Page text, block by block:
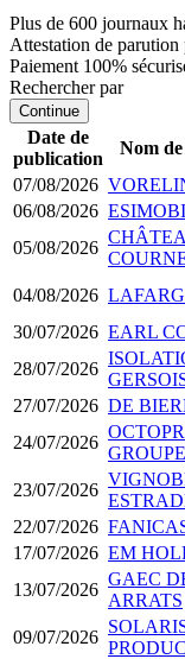
Plus de 600 journaux
Attestation de
Paiement 100%
Rechercher par
Continue
Date de
publication
Nom de
07/08/2026
06/08/2026
05/08/2026
04/08/2026
30/07/2026 EARL
28/07/2026
27/07/2026 DE
24/07/2026
GROUPE
23/07/2026
22/07/2026
17/07/2026 EM
13/07/2026
GAEC
ARRATS
09/07/2026